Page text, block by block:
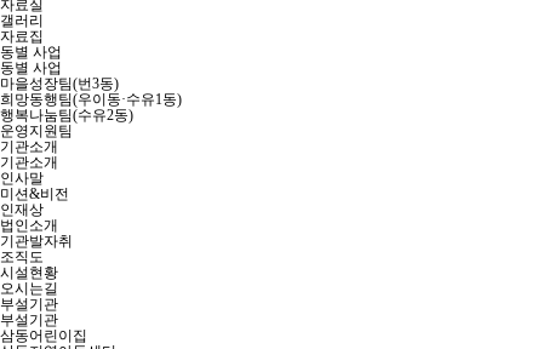
자료실
갤러리
자료집
동별 사업
동별 사업
마을성장팀(번3동)
희망동행팀(우이동·수유1동)
행복나눔팀(수유2동)
운영지원팀
기관소개
기관소개
인사말
미션&비전
인재상
법인소개
기관발자취
조직도
시설현황
오시는길
부설기관
부설기관
삼동어린이집